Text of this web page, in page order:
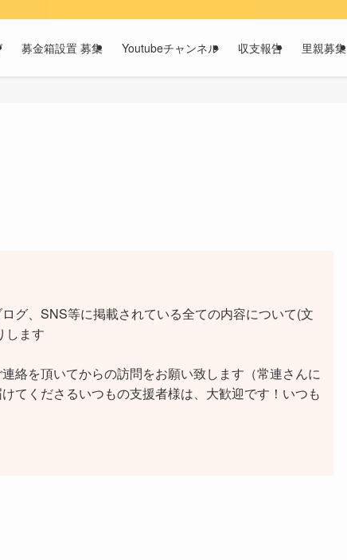
募金箱設置 募集 Youtubeチャンネル 収支報告 里親募集
、SNS等に掲載されている全ての内容について(文
します
絡を頂いてからの訪問をお願い致します（常連さんに
てくださるいつもの支援者様は、大歓迎です！いつも